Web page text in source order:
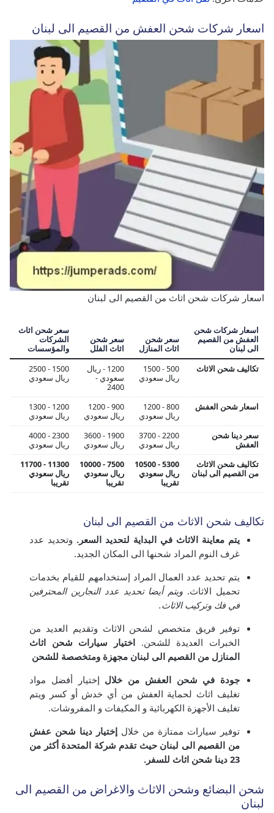
اسعار شركات شحن العفش من القصيم الى لبنان
اسعار شركات شحن اثاث من القصيم الى لبنان
اسعار شركات شحن
العفش من القصيم
الى لبنان
سعر شحن
اثاث المنازل
سعر شحن
اثاث الفلل
سعر شحن اثاث
الشركات
والمؤسسات
تكاليف شحن الاثاث
500 - 1500
ريال سعودي
1200 - ريال
سعودي -
2400
1500 - 2500
ريال سعودي
اسعار شحن العفش
800 - 1200
ريال سعودي
900 - 1200
ريال سعودي
1200 - 1300
ريال سعودي
سعر دينا شحن
العفش
2200 - 3700
ريال سعودي
1900 - 3600
ريال سعودي
2300 - 4000
ريال سعودي
تكاليف شحن الاثاث
من القصيم الى لبنان
5300 - 10500
ريال سعودي
تقريبا
7500 - 10000
ريال سعودي
تقريبا
11300 - 11700
ريال سعودي
تقريبا
تكاليف شحن الاثاث من القصيم الى لبنان
يتم معاينة الاثاث في البداية لتحديد السعر. وتحديد عدد
غرف النوم المراد شحنها الى المكان الجديد.
يتم تحديد عدد العمال المراد إستخدامهم للقيام بخدمات
تحميل الاثاث. ويتم أيضا تحديد عدد النجارين المحترفين
في فك وتركيب الاثاث.
توفير فريق متخصص لشحن الاثاث وتقديم العديد من
الخبرات العديدة للشحن. اختيار سيارات شحن اثاث
المنازل من القصيم الى لبنان مجهزة ومتخصصة للشحن
جودة في شحن العفش من خلال إختيار أفضل مواد
تغليف اثاث لحماية العفش من أي خدش أو كسر ويتم
تغليف الأجهزة الكهربائية و المكيفات و المفروشات.
توفير سيارات ممتازة من خلال إختيار دينا شحن عفش
من القصيم الى لبنان حيث تقدم شركة المتحدة أكثر من
23 دينا شحن اثاث للسفر.
شحن البضائع وشحن الاثاث والاغراض من القصيم الى
لبنان